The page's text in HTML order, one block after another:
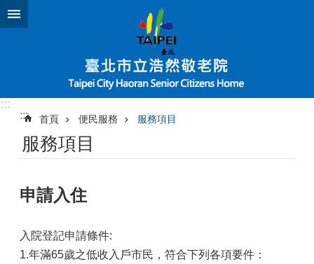
跳到主要內容區塊
:::
:::
首頁 便民服務 服務項目
服務項目
申請入住
入院登記申請條件:
1.年滿65歲之低收入戶市民，符合下列各項要件：